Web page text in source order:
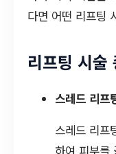
다면 어떤 리프팅
리프팅 시술
스레드 리프
스레드 리프